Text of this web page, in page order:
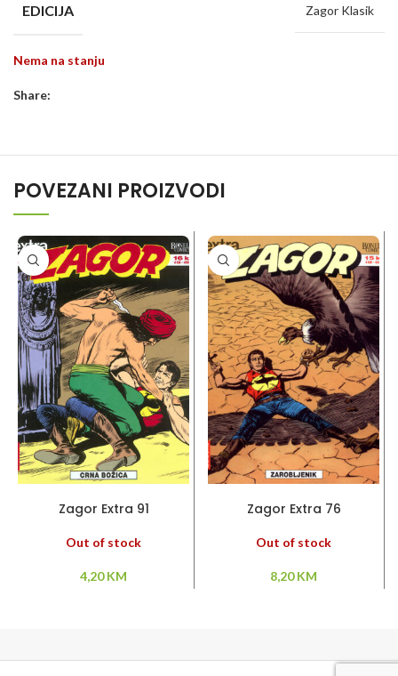
EDICIJA Zagor Klasik
Nema na stanju
Share:
POVEZANI PROIZVODI
Zagor Extra 91
Out of stock
4,20KM
Zagor Extra 76
Out of stock
8,20KM